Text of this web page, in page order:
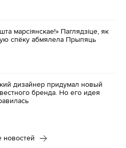
марсіянскае!» Паглядзіце, як
спёку абмялела Прыпяць
дизайнер придумал новый
бренда. Но его идея